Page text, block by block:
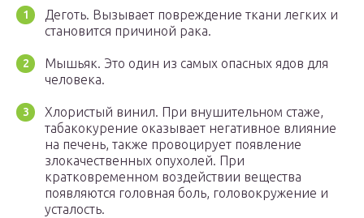
Деготь. Вызывает повреждение ткани легких и
становится причиной рака.
Мышьяк. Это один из самых опасных ядов для
человека.
Хлористый винил. При внушительном стаже,
табакокурение оказывает негативное влияние
на печень, также провоцирует появление
злокачественных опухолей. При
кратковременном воздействии вещества
появляются головная боль, головокружение и
усталость.